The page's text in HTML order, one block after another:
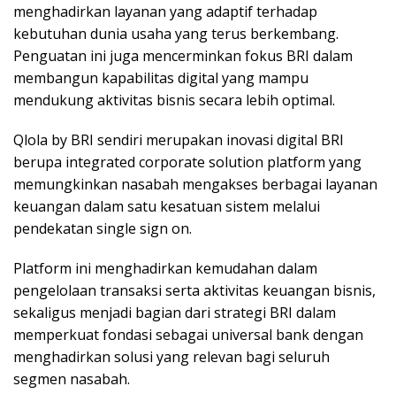
menghadirkan layanan yang adaptif terhadap
kebutuhan dunia usaha yang terus berkembang.
Penguatan ini juga mencerminkan fokus BRI dalam
membangun kapabilitas digital yang mampu
mendukung aktivitas bisnis secara lebih optimal.
Qlola by BRI sendiri merupakan inovasi digital BRI
berupa integrated corporate solution platform yang
memungkinkan nasabah mengakses berbagai layanan
keuangan dalam satu kesatuan sistem melalui
pendekatan single sign on.
Platform ini menghadirkan kemudahan dalam
pengelolaan transaksi serta aktivitas keuangan bisnis,
sekaligus menjadi bagian dari strategi BRI dalam
memperkuat fondasi sebagai universal bank dengan
menghadirkan solusi yang relevan bagi seluruh
segmen nasabah.